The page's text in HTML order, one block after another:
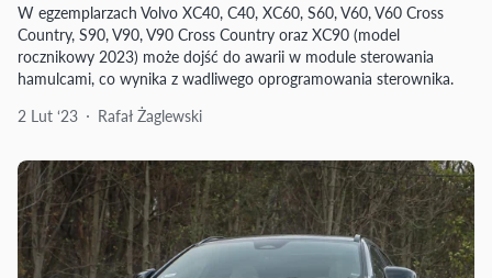
W egzemplarzach Volvo XC40, C40, XC60, S60, V60, V60 Cross
Country, S90, V90, V90 Cross Country oraz XC90 (model
rocznikowy 2023) może dojść do awarii w module sterowania
hamulcami, co wynika z wadliwego oprogramowania sterownika.
2 Lut ‘23
Rafał Żaglewski